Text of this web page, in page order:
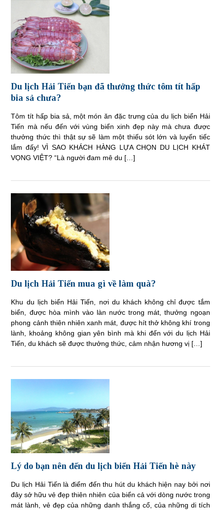
Du lịch Hải Tiến bạn đã thưởng thức tôm tít hấp
bia sả chưa?
Tôm tít hấp bia sả, một món ăn đặc trưng của du lịch biển Hải
Tiến mà nếu đến với vùng biển xinh đẹp này mà chưa được
thưởng thức thì thật sự sẽ làm một thiếu sót lớn và luyến tiếc
lắm đấy! VÌ SAO KHÁCH HÀNG LỰA CHỌN DU LỊCH KHÁT
VỌNG VIỆT? “Là người đam mê du […]
Du lịch Hải Tiến mua gì về làm quà?
Khu du lịch biển Hải Tiến, nơi du khách không chỉ được tắm
biển, được hòa mình vào làn nước trong mát, thưởng ngoạn
phong cảnh thiên nhiên xanh mát, được hít thở không khí trong
lành, khoảng không gian yên bình mà khi đến với du lịch Hải
Tiến, du khách sẽ được thưởng thức, cảm nhận hương vị […]
Lý do bạn nên đến du lịch biển Hải Tiến hè này
Du lịch Hải Tiến là điểm đến thu hút du khách hiện nay bởi nơi
đây sở hữu vẻ đẹp thiên nhiên của biển cả với dòng nước trong
mát lành, vẻ đẹp của những danh thắng cổ, của những di tích